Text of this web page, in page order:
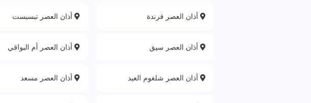
أذان العصر فرندة أذان العصر تبسبست
أذان العصر سيق أذان العصر أم البواقي
أذان العصر شلغوم العيد أذان العصر مسعد